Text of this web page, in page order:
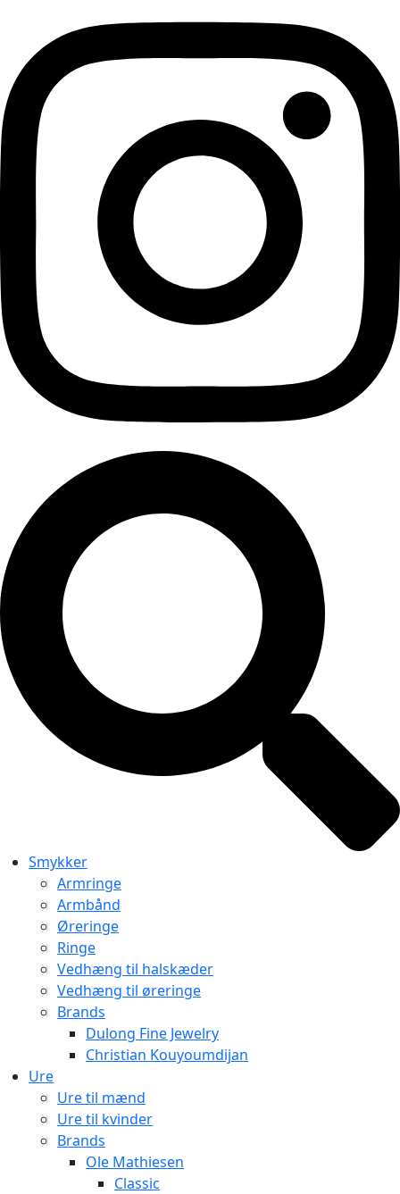
Smykker
Armringe
Armbånd
Øreringe
Ringe
Vedhæng til halskæder
Vedhæng til øreringe
Brands
Dulong Fine Jewelry
Christian Kouyoumdijan
Ure
Ure til mænd
Ure til kvinder
Brands
Ole Mathiesen
Classic